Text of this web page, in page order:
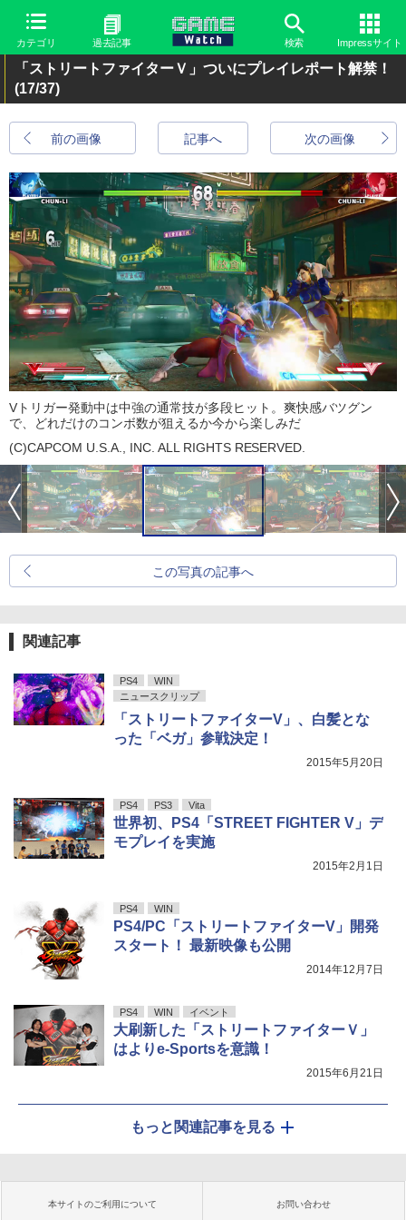
カテゴリ 過去記事 検索 Impressサイト
「ストリートファイターＶ」ついにプレイレポート解禁！
(17/37)
前の画像 次の画像
記事へ
Vトリガー発動中は中強の通常技が多段ヒット。爽快感バツグン
で、どれだけのコンボ数が狙えるか今から楽しみだ
(C)CAPCOM U.S.A., INC. ALL RIGHTS RESERVED.
この写真の記事へ
関連記事
PS4
WIN
ニュースクリップ
「ストリートファイターV」、白髪とな
った「ベガ」参戦決定！
2015年5月20日
PS4 PS3 Vita
世界初、PS4「STREET FIGHTER V」デ
モプレイを実施
2015年2月1日
PS4 WIN
PS4/PC「ストリートファイターV」開発
スタート！ 最新映像も公開
2014年12月7日
PS4 WIN イベント
大刷新した「ストリートファイターＶ」
はよりe-Sportsを意識！
2015年6月21日
もっと関連記事を見る
本サイトのご利用について お問い合わせ